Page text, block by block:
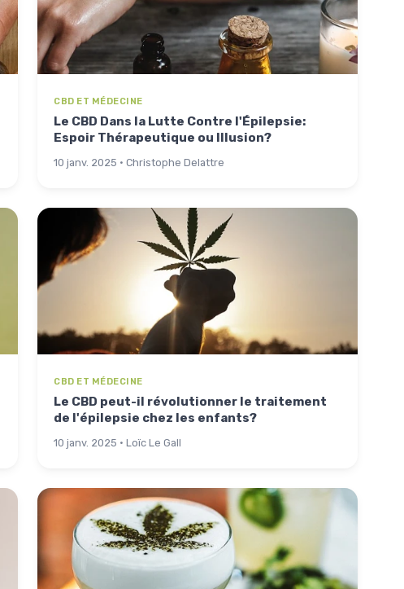
CBD ET MÉDECINE
Le CBD Dans la Lutte Contre l'Épilepsie:
Espoir Thérapeutique ou Illusion?
10 janv. 2025 · Christophe Delattre
CBD ET MÉDECINE
Le CBD peut-il révolutionner le traitement
de l'épilepsie chez les enfants?
10 janv. 2025 · Loïc Le Gall